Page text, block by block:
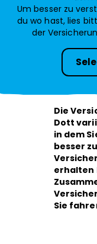
Um besser zu
du wo hast, lies
der
Die
Dott
in dem
besser
erhalten
Sie